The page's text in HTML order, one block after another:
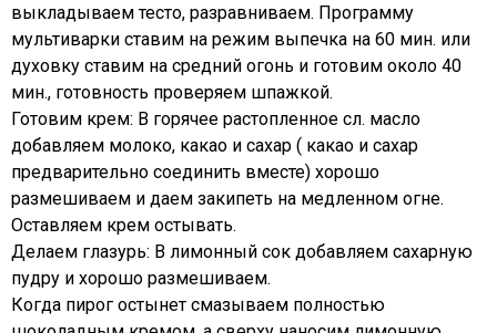
выкладываем тесто, разравниваем. Программу
мультиварки ставим на режим выпечка на 60 мин. или
духовку ставим на средний огонь и готовим около 40
мин., готовность проверяем шпажкой.
Готовим крем: В горячее растопленное сл. масло
добавляем молоко, какао и сахар ( какао и сахар
предварительно соединить вместе) хорошо
размешиваем и даем закипеть на медленном огне.
Оставляем крем остывать.
Делаем глазурь: В лимонный сок добавляем сахарную
пудру и хорошо размешиваем.
Когда пирог остынет смазываем полностью